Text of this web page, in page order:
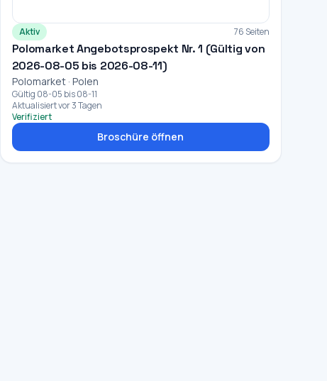
Aktiv 76 Seiten
Polomarket Angebotsprospekt Nr. 1 (Gültig von
2026-08-05 bis 2026-08-11)
Polomarket · Polen
Gültig 08-05 bis 08-11
Aktualisiert vor 3 Tagen
Verifiziert
Broschüre öffnen